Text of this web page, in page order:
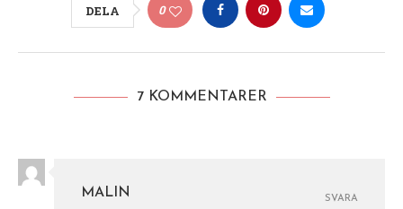
DELA 0
7 KOMMENTARER
MALIN
SVARA